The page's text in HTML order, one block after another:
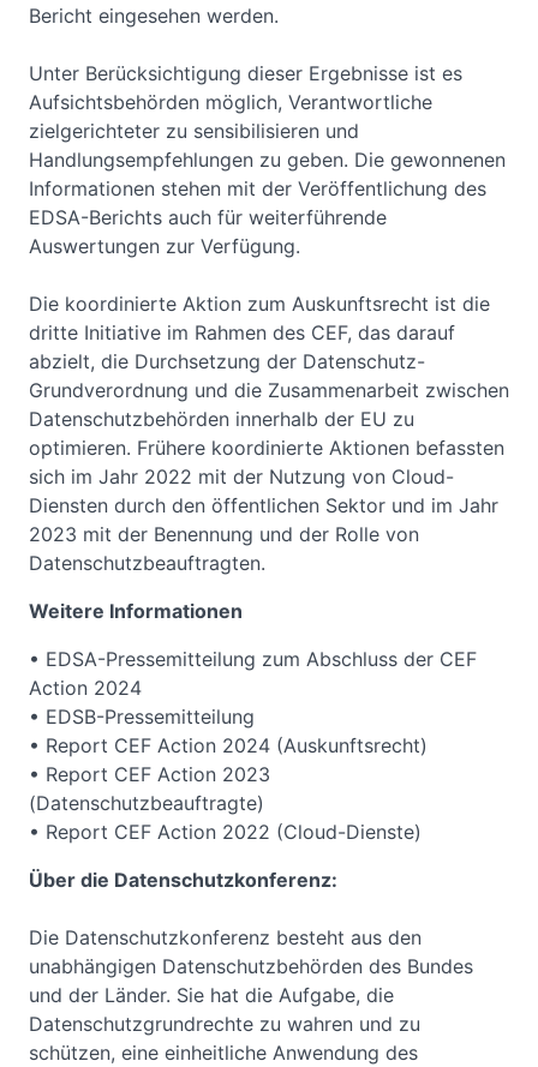
Bericht eingesehen werden.
Unter Berücksichtigung dieser Ergebnisse ist es
Aufsichtsbehörden möglich, Verantwortliche
zielgerichteter zu sensibilisieren und
Handlungsempfehlungen zu geben. Die gewonnenen
Informationen stehen mit der Veröffentlichung des
EDSA-Berichts auch für weiterführende
Auswertungen zur Verfügung.
Die koordinierte Aktion zum Auskunftsrecht ist die
dritte Initiative im Rahmen des CEF, das darauf
abzielt, die Durchsetzung der Datenschutz-
Grundverordnung und die Zusammenarbeit zwischen
Datenschutzbehörden innerhalb der EU zu
optimieren. Frühere koordinierte Aktionen befassten
sich im Jahr 2022 mit der Nutzung von Cloud-
Diensten durch den öffentlichen Sektor und im Jahr
2023 mit der Benennung und der Rolle von
Datenschutzbeauftragten.
Weitere Informationen
• EDSA-Pressemitteilung zum Abschluss der CEF
Action 2024
• EDSB-Pressemitteilung
• Report CEF Action 2024 (Auskunftsrecht)
• Report CEF Action 2023
(Datenschutzbeauftragte)
• Report CEF Action 2022 (Cloud-Dienste)
Über die Datenschutzkonferenz:
Die Datenschutzkonferenz besteht aus den
unabhängigen Datenschutzbehörden des Bundes
und der Länder. Sie hat die Aufgabe, die
Datenschutzgrundrechte zu wahren und zu
schützen, eine einheitliche Anwendung des